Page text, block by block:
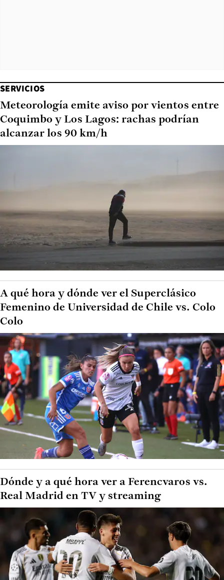
SERVICIOS
Meteorología emite aviso por vientos entre
Coquimbo y Los Lagos: rachas podrían
alcanzar los 90 km/h
A qué hora y dónde ver el Superclásico
Femenino de Universidad de Chile vs. Colo
Colo
Dónde y a qué hora ver a Ferencvaros vs.
Real Madrid en TV y streaming